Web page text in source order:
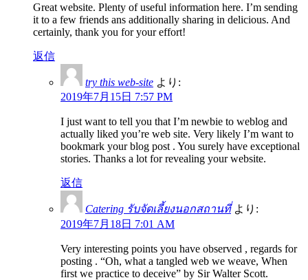
Great website. Plenty of useful information here. I’m sending
it to a few friends ans additionally sharing in delicious. And
certainly, thank you for your effort!
返信
try this web-site より:
2019年7月15日 7:57 PM
I just want to tell you that I’m newbie to weblog and
actually liked you’re web site. Very likely I’m want to
bookmark your blog post . You surely have exceptional
stories. Thanks a lot for revealing your website.
返信
Catering รับจัดเลี้ยงนอกสถานที่ より:
2019年7月18日 7:01 AM
Very interesting points you have observed , regards for
posting . “Oh, what a tangled web we weave, When
first we practice to deceive” by Sir Walter Scott.